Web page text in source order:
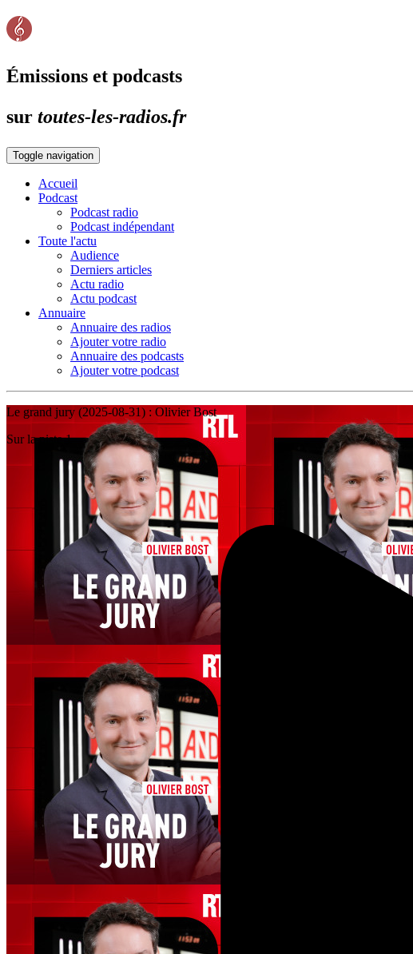
Émissions et podcasts
sur toutes-les-radios.fr
Toggle navigation
Accueil
Podcast
Podcast radio
Podcast indépendant
Toute l'actu
Audience
Derniers articles
Actu radio
Actu podcast
Annuaire
Annuaire des radios
Ajouter votre radio
Annuaire des podcasts
Ajouter votre podcast
Le grand jury (2025-08-31) : Olivier Bost
Sur la piste 1